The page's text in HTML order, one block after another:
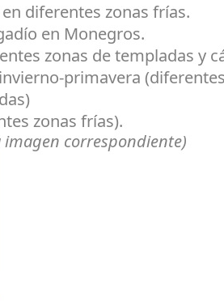
diferentes zonas frías.
en Monegros.
zonas de templadas y
primavera
zonas frías).
imagen correspondiente)